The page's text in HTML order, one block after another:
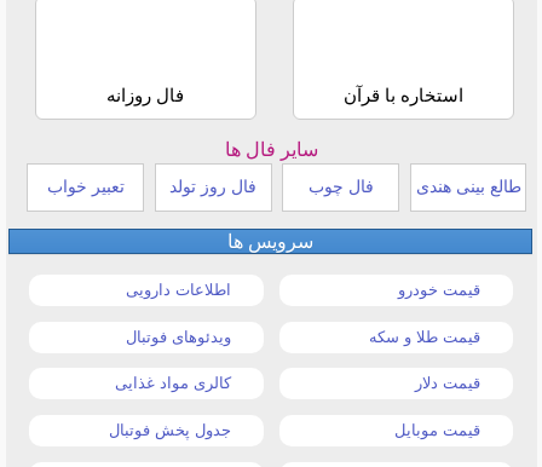
استخاره با قرآن فال روزانه
سایر فال ها
طالع بینی هندی فال چوب فال روز تولد تعبیر خواب
سرویس ها
قیمت خودرو اطلاعات دارویی
قیمت طلا و سکه ویدئوهای فوتبال
قیمت دلار کالری مواد غذایی
قیمت موبایل جدول پخش فوتبال